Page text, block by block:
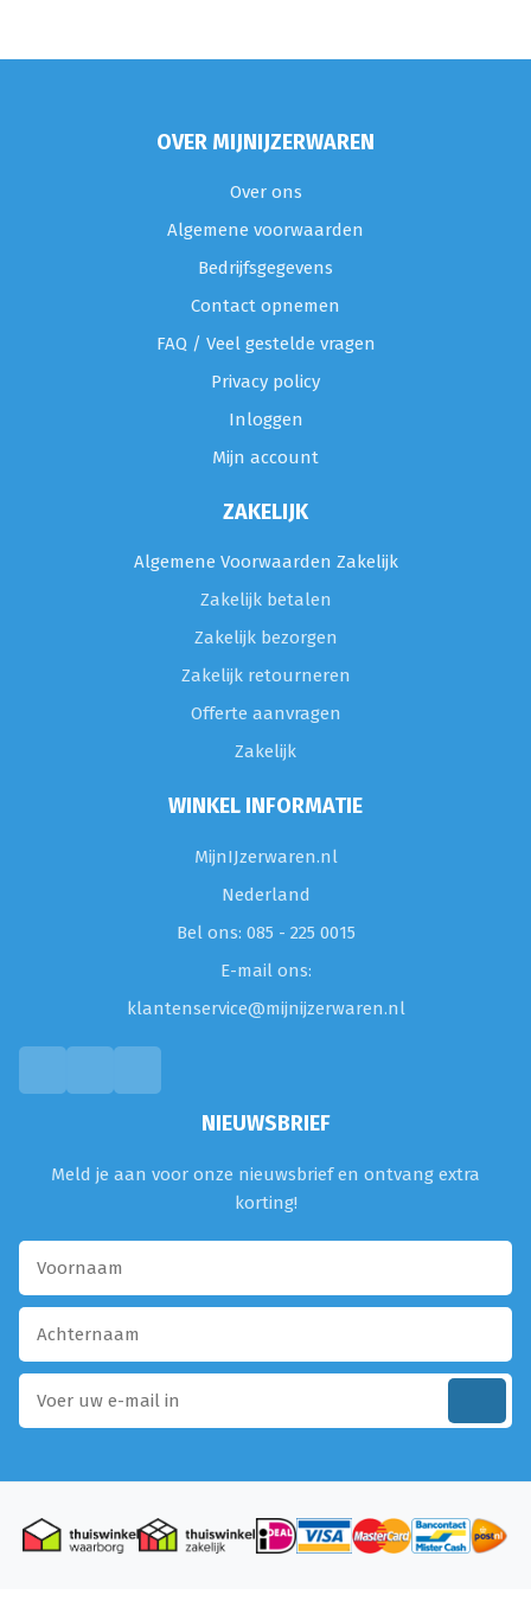
OVER MIJNIJZERWAREN
Over ons
Algemene voorwaarden
Bedrijfsgegevens
Contact opnemen
FAQ / Veel gestelde vragen
Privacy policy
Inloggen
Mijn account
ZAKELIJK
Algemene Voorwaarden Zakelijk
Zakelijk betalen
Zakelijk bezorgen
Zakelijk retourneren
Offerte aanvragen
Zakelijk
WINKEL INFORMATIE
MijnIJzerwaren.nl
Nederland
Bel ons: 085 - 225 0015
E-mail ons:
klantenservice@mijnijzerwaren.nl
NIEUWSBRIEF
Meld je aan voor onze nieuwsbrief en ontvang extra
korting!